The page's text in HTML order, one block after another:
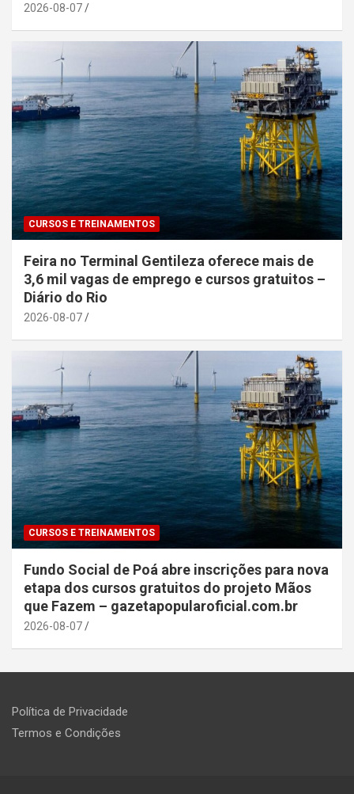
2026-08-07
CURSOS E TREINAMENTOS
Feira no Terminal Gentileza oferece mais de
3,6 mil vagas de emprego e cursos gratuitos –
Diário do Rio
2026-08-07
CURSOS E TREINAMENTOS
Fundo Social de Poá abre inscrições para nova
etapa dos cursos gratuitos do projeto Mãos
que Fazem – gazetapopularoficial.com.br
2026-08-07
Política de Privacidade
Termos e Condições